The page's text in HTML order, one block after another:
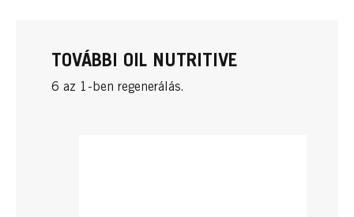
TOVÁBBI OIL NUTRITIVE
6 az 1-ben regenerálás.